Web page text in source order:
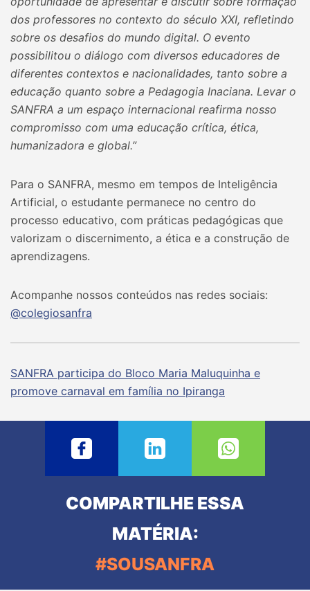
dos professores no contexto do século XXI, refletindo
sobre os desafios do mundo digital. O evento
possibilitou o diálogo com diversos educadores de
diferentes contextos e nacionalidades, tanto sobre a
educação quanto sobre a Pedagogia Inaciana. Levar o
SANFRA a um espaço internacional reafirma nosso
compromisso com uma educação crítica, ética,
humanizadora e global.”
Para o SANFRA, mesmo em tempos de Inteligência
Artificial, o estudante permanece no centro do
processo educativo, com práticas pedagógicas que
valorizam o discernimento, a ética e a construção de
aprendizagens.
Acompanhe nossos conteúdos nas redes sociais:
@‌colegiosanfra
SANFRA participa do Bloco Maria Maluquinha e
promove carnaval em família no Ipiranga
COMPARTILHE ESSA
MATÉRIA:
#SOUSANFRA